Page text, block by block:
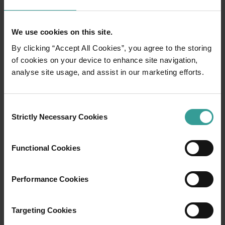
We use cookies on this site.
By clicking “Accept All Cookies”, you agree to the storing
of cookies on your device to enhance site navigation,
analyse site usage, and assist in our marketing efforts.
Selection
Strictly Necessary Cookies
Functional Cookies
Performance Cookies
Targeting Cookies